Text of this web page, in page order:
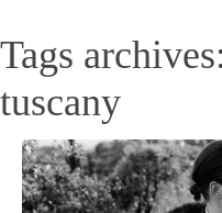
Tags
tuscany